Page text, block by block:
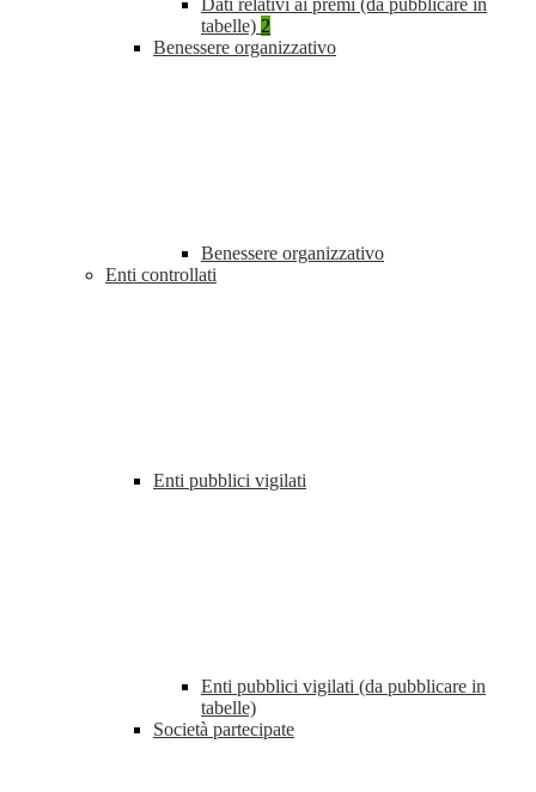
Dati relativi ai premi (da pubblicare in
tabelle) 2
Benessere organizzativo
Benessere organizzativo
Enti controllati
Enti pubblici vigilati
Enti pubblici vigilati (da pubblicare in
tabelle)
Società partecipate